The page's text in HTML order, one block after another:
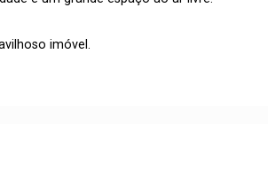
imóvel.